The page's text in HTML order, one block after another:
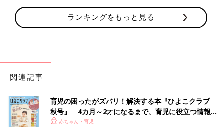
ランキングをもっと見る
関連記事
育児の困ったがズバリ！解決する本『ひよこクラブ
秋号』 4カ月～2才になるまで、育児に役立つ情報が
いっぱい！
赤ちゃん・育児